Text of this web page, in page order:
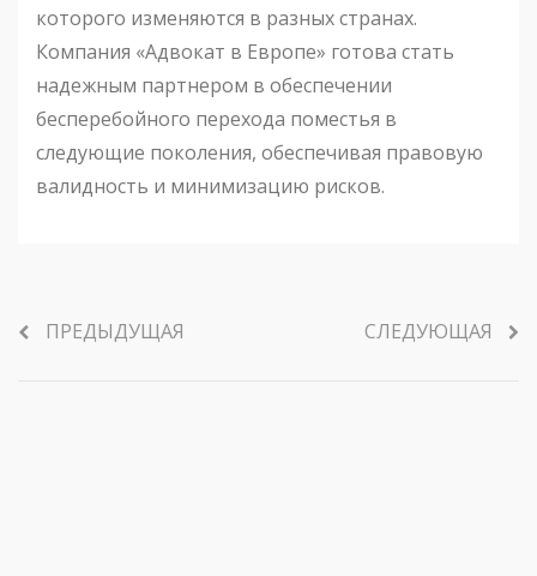
которого изменяются в разных странах.
Компания «Адвокат в Европе» готова стать
надежным партнером в обеспечении
бесперебойного перехода поместья в
следующие поколения, обеспечивая правовую
валидность и минимизацию рисков.
ПРЕДЫДУЩАЯ СЛЕДУЮЩАЯ